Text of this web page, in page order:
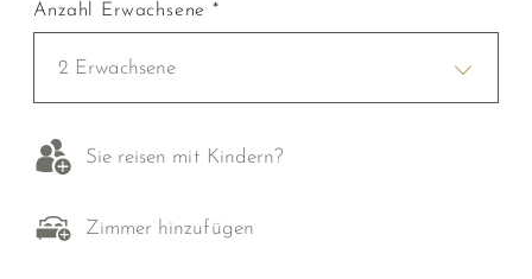
Anzahl Erwachsene *
2 Erwachsene
Sie reisen mit Kindern?
Zimmer hinzufügen